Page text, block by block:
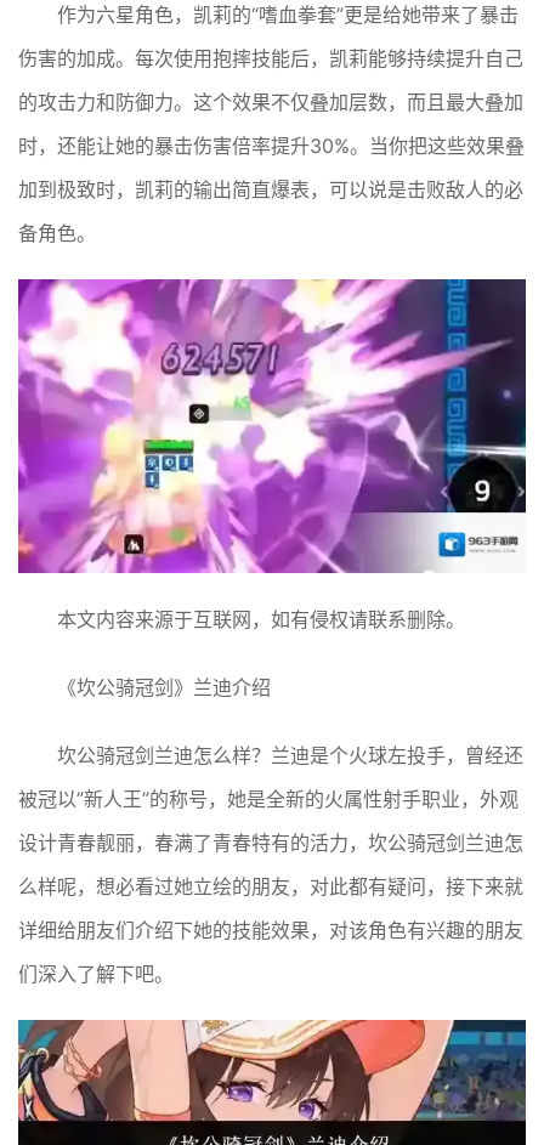
作为六星角色，凯莉的“嗜血拳套”更是给她带来了暴击
伤害的加成。每次使用抱摔技能后，凯莉能够持续提升自己
的攻击力和防御力。这个效果不仅叠加层数，而且最大叠加
时，还能让她的暴击伤害倍率提升30%。当你把这些效果叠
加到极致时，凯莉的输出简直爆表，可以说是击败敌人的必
备角色。
本文内容来源于互联网，如有侵权请联系删除。
《坎公骑冠剑》兰迪介绍
坎公骑冠剑兰迪怎么样？兰迪是个火球左投手，曾经还
被冠以”新人王”的称号，她是全新的火属性射手职业，外观
设计青春靓丽，春满了青春特有的活力，坎公骑冠剑兰迪怎
么样呢，想必看过她立绘的朋友，对此都有疑问，接下来就
详细给朋友们介绍下她的技能效果，对该角色有兴趣的朋友
们深入了解下吧。